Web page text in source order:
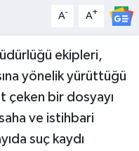
A- A+
ekipleri,
yönelik yürüttüğü
çeken bir dosyayı
ve istihbari
suç kaydı